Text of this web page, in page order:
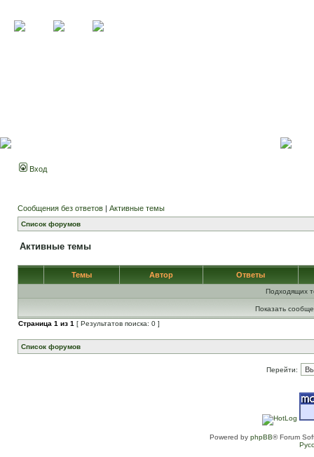
Вход
Сообщения без ответов | Активные темы
Список форумов
Активные темы
Темы Автор Ответы
Подходящих
Показать
Страница 1 из 1 [ Результатов поиска: 0 ]
Список форумов
Перейти:
Powered by phpBB® Forum